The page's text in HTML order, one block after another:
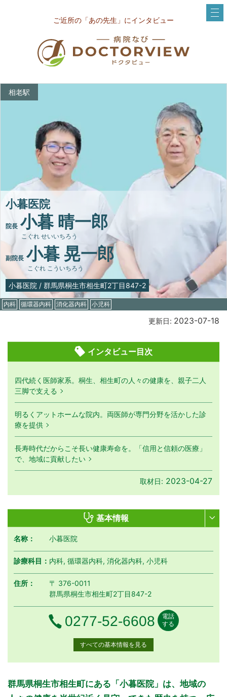
ご近所の「あの先生」にインタビュー
相老駅
小暮医院
院長 小暮 晴一郎
こぐれ せいいちろう
副院長 小暮 晃一郎
こぐれ こういちろう
小暮医院 / 群馬県桐生市相生町2丁目847-2
内科 循環器内科 消化器内科 小児科
更新日: 2023-07-18
インタビュー目次
四代続く医師家系。桐生、相生町の人々の健康を、親子二人
三脚で支える
明るくアットホームな院内。両医師が専門分野を活かした診
療を提供
長寿時代だからこそ長い健康寿命を。「信用と信頼の医療」
で、地域に貢献したい
取材日: 2023-04-27
基本情報
名称： 小暮医院
診療科目： 内科, 循環器内科, 消化器内科, 小児科
住所：
〒 376-0011
群馬県桐生市相生町2丁目847-2
電話番号
0277-52-6608
電話
する
すべての基本情報を見る
診療時間 月曜日
火 火曜日
水 水曜日
木木曜日
金 土 土曜日
日 日曜日
9:00 - 12:30
○ ○ ○ ○
○
群馬県桐生市相生町にある「小暮医院」は、地域の